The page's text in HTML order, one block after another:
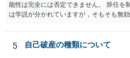
能性は完全には否定できません。 辞任を
は学説が分かれていますが，そもそも無
る可能性があると考える説が有力です。
場合でも，会社にとって「不利な時期」
得ない事由」がない限り，会社の損害を
5 自己破産の種類について